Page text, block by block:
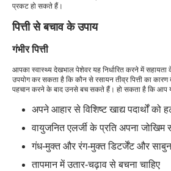
प्रकट हो सकते हैं।
पित्ती से बचाव के उपाय
गंभीर पित्ती
आपका स्वास्थ्य देखभाल पेशेवर यह निर्धारित करने में सहायता के
उपयोग कर सकता है कि कौन से रसायन तीव्र पित्ती का
पहचान करने के बाद उनसे बच सकते हैं। हो सकता है कि आप
अपने आहार से विशिष्ट खाद्य पदार्थों को
वायुजनित एलर्जी के प्रति अपना जोखिम
गंध-मुक्त और रंग-मुक्त डिटर्जेंट और
तापमान में उतार-चढ़ाव से बचना चाहिए